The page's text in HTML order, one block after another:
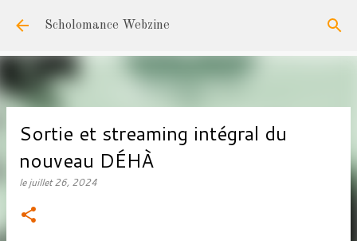
Accéder au contenu principal
Scholomance Webzine
Sortie et streaming intégral du
nouveau DÉHÀ
lejuillet 26, 2024